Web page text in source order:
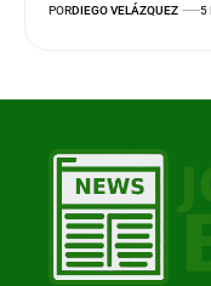
PORDIEGO VELÁZQUEZ 5